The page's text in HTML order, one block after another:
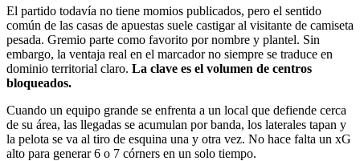
El partido todavía no tiene momios publicados, pero el sentido
común de las casas de apuestas suele castigar al visitante de camiseta
pesada. Gremio parte como favorito por nombre y plantel. Sin
embargo, la ventaja real en el marcador no siempre se traduce en
dominio territorial claro. La clave es el volumen de centros
bloqueados.
Cuando un equipo grande se enfrenta a un local que defiende cerca
de su área, las llegadas se acumulan por banda, los laterales tapan y
la pelota se va al tiro de esquina una y otra vez. No hace falta un xG
alto para generar 6 o 7 córners en un solo tiempo.